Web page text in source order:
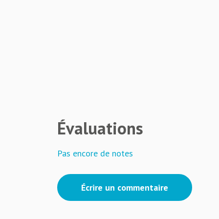
Évaluations
Pas encore de notes
Écrire un commentaire